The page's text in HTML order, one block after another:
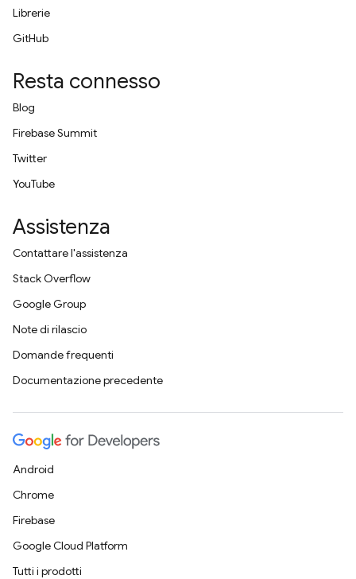
Librerie
GitHub
Resta connesso
Blog
Firebase Summit
Twitter
YouTube
Assistenza
Contattare l'assistenza
Stack Overflow
Google Group
Note di rilascio
Domande frequenti
Documentazione precedente
Android
Chrome
Firebase
Google Cloud Platform
Tutti i prodotti